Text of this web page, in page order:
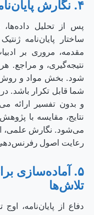
۴. نگارش پایان‌نامه: ساختار و محتوا
پس از تحلیل
ساختار پایان‌نامه
مقدمه، مروری بر
نتیجه‌گیری، و مراجع.
شود. بخش مواد و
شما قابل تکرار باشد.
و بدون تفسیر ارائه
نتایج، مقایسه با
می‌شود. نگارش علمی،
رعایت اصول
۵. آماده‌سازی
تلاش‌ها
دفاع از پایان‌نامه،